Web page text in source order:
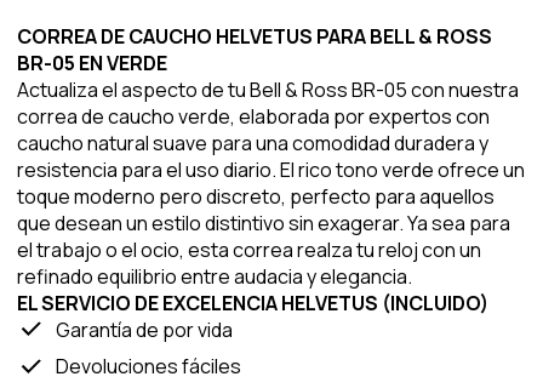
CORREA DE CAUCHO HELVETUS PARA BELL & ROSS
BR-05 EN VERDE
Actualiza el aspecto de tu Bell & Ross BR-05 con nuestra
correa de caucho verde, elaborada por expertos con
caucho natural suave para una comodidad duradera y
resistencia para el uso diario. El rico tono verde ofrece un
toque moderno pero discreto, perfecto para aquellos
que desean un estilo distintivo sin exagerar. Ya sea para
el trabajo o el ocio, esta correa realza tu reloj con un
refinado equilibrio entre audacia y elegancia.
EL SERVICIO DE EXCELENCIA HELVETUS (INCLUIDO)
Garantía de por vida
Devoluciones fáciles